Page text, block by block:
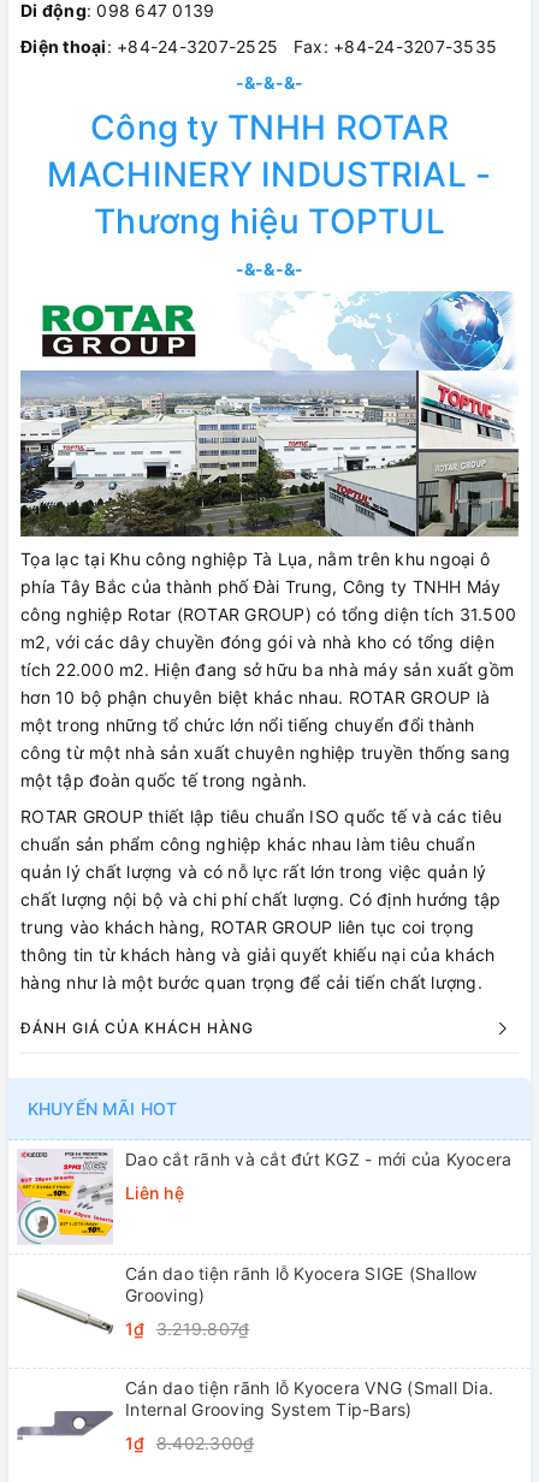
Di động: 098 647 0139
Điện thoại: +84-24-3207-2525 Fax: +84-24-3207-3535
-&-&-&-
Công ty TNHH ROTAR
MACHINERY INDUSTRIAL -
Thương hiệu TOPTUL
-&-&-&-
Tọa lạc tại Khu công nghiệp Tà Lụa, nằm trên khu ngoại ô
phía Tây Bắc của thành phố Đài Trung, Công ty TNHH Máy
công nghiệp Rotar (ROTAR GROUP) có tổng diện tích 31.500
m2, với các dây chuyền đóng gói và nhà kho có tổng diện
tích 22.000 m2. Hiện đang sở hữu ba nhà máy sản xuất gồm
hơn 10 bộ phận chuyên biệt khác nhau. ROTAR GROUP là
một trong những tổ chức lớn nổi tiếng chuyển đổi thành
công từ một nhà sản xuất chuyên nghiệp truyền thống sang
một tập đoàn quốc tế trong ngành.
ROTAR GROUP thiết lập tiêu chuẩn ISO quốc tế và các tiêu
chuẩn sản phẩm công nghiệp khác nhau làm tiêu chuẩn
quản lý chất lượng và có nỗ lực rất lớn trong việc quản lý
chất lượng nội bộ và chi phí chất lượng. Có định hướng tập
trung vào khách hàng, ROTAR GROUP liên tục coi trọng
thông tin từ khách hàng và giải quyết khiếu nại của khách
hàng như là một bước quan trọng để cải tiến chất lượng.
ĐÁNH GIÁ CỦA KHÁCH HÀNG
KHUYẾN MÃI HOT
Dao cắt rãnh và cắt đứt KGZ - mới của Kyocera
Liên hệ
Cán dao tiện rãnh lỗ Kyocera SIGE (Shallow
Grooving)
1₫ 3.219.807₫
Cán dao tiện rãnh lỗ Kyocera VNG (Small Dia.
Internal Grooving System Tip-Bars)
1₫ 8.402.300₫